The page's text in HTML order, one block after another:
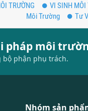
TRƯỜNG VI SINH MÔI
Môi Trường
Tư
pháp môi
bộ phận phụ trách.
Nhóm sản